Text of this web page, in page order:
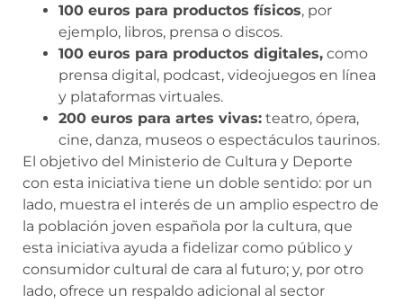
100 euros para productos físicos, por
ejemplo, libros, prensa o discos.
100 euros para productos digitales, como
prensa digital, podcast, videojuegos en línea
y plataformas virtuales.
200 euros para artes vivas: teatro, ópera,
cine, danza, museos o espectáculos taurinos.
El objetivo del Ministerio de Cultura y Deporte
con esta iniciativa tiene un doble sentido: por un
lado, muestra el interés de un amplio espectro de
la población joven española por la cultura, que
esta iniciativa ayuda a fidelizar como público y
consumidor cultural de cara al futuro; y, por otro
lado, ofrece un respaldo adicional al sector